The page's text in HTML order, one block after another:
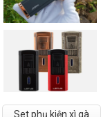
Set phụ kiện xì gà